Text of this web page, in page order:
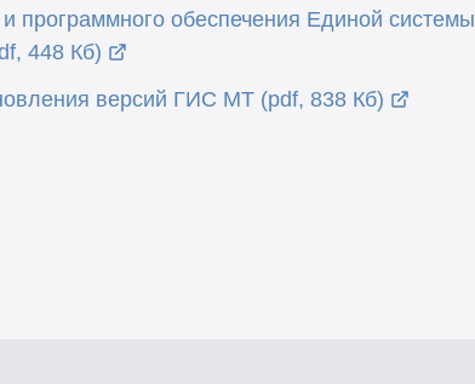
программного обеспечения Единой системы
448 Кб)
версий ГИС МТ (pdf, 838 Кб)